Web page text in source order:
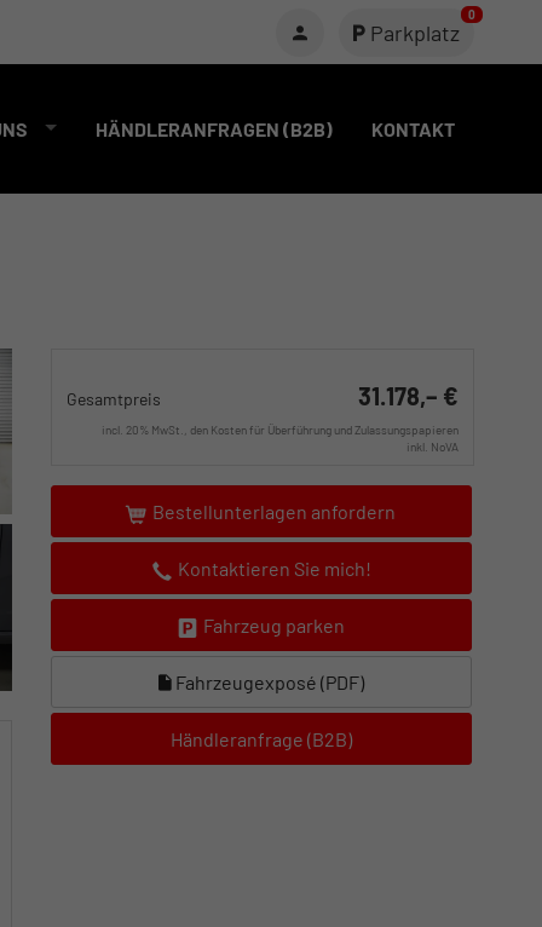
Parkplatz
0
HÄNDLERANFRAGEN (B2B) KONTAKT
Gesamtpreis 31.178,– €
incl. 20% MwSt., den Kosten für Überführung und Zulassungspapieren
inkl. NoVA
Bestellunterlagen anfordern
Kontaktieren Sie mich!
Fahrzeug parken
Fahrzeugexposé (PDF)
Händleranfrage (B2B)